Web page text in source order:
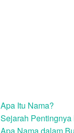
Apa Itu Nama?
Sejarah Pentingnya